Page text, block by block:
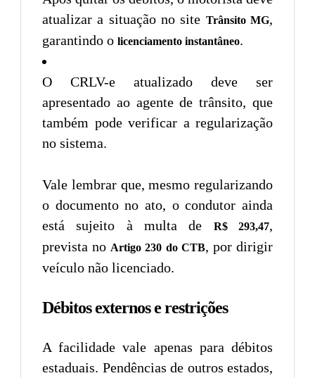
atualizar a situação no site Trânsito MG,
garantindo o licenciamento instantâneo.
O CRLV-e atualizado deve ser
apresentado ao agente de trânsito, que
também pode verificar a regularização
no sistema.
Vale lembrar que, mesmo regularizando
o documento no ato, o condutor ainda
está sujeito à multa de
R$ 293,47,
prevista no Artigo 230 do CTB, por dirigir
veículo não licenciado.
Débitos externos e restrições
A facilidade vale apenas para débitos
estaduais. Pendências de outros estados,